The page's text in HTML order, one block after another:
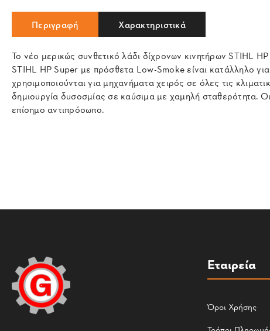
Περιγραφή Χαρακτηριστικά
Το νέο μερικώς συνθετικό λάδι δίχρονων κινητήρων STIHL
STIHL HP Super με πρόσθετα Low-Smoke είναι κατάλληλο
χρησιμοποιούνται για μηχανήματα χειρός σε όλες τις
δημιουργία δυσοσμίας σε καύσιμα με χαμηλή σταθερότητα.
επίσημο αντιπρόσωπο.
Εταιρεία
Όροι Χρήσης